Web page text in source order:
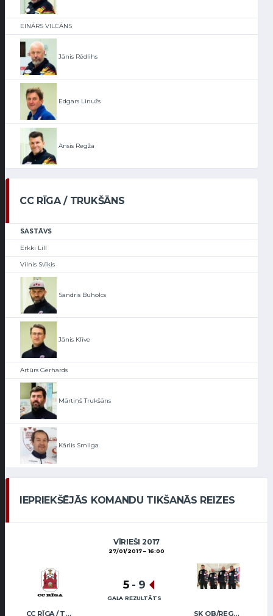
EINĀRS VILCĀNS
Jānis Rēdlihs
Edgars Linužs
Ansis Regža
CC RĪGA / TRUKŠĀNS
SASTĀVS
Erkki Lill
Vilnis Svīķis
Sandris Buholcs
Jānis Klīve
Artūrs Gerhards
Mārtiņš Trukšāns
Kārlis Smilga
IEPRIEKŠĒJĀS KOMANDU TIKŠANĀS REIZES
VĪRIEŠI 2017
27/01/2017 16:00
CC RĪGA / TRUKŠĀNS SK OB/REGŽA MEN
5 - 9
GALA REZULTĀTS